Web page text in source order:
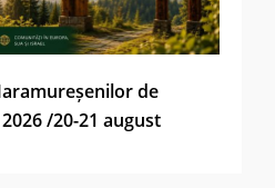
de
/20-21 august